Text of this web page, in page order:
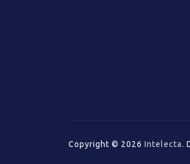
Copyright © 2026 Intelecta.